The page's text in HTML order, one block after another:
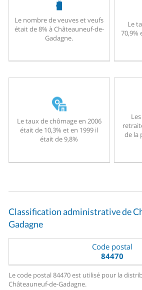
Le nombre de veuves et veufs
était de 8% à Châteauneuf-de-
Gadagne.
Le
70,9%
Le taux de chômage en 2006
était de 10,3% et en 1999 il
était de 9,8%
de la
Classification administrative de
Gadagne
Code postal
84470
Le code postal 84470 est utilisé pour la
Châteauneuf-de-Gadagne.